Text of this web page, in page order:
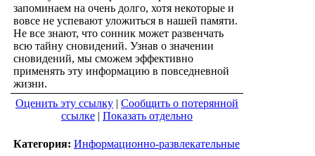
запоминаем на очень долго, хотя некоторые и
вовсе не успевают уложиться в нашей памяти.
Не все знают, что сонник может развенчать
всю тайну сновидений. Узнав о значении
сновидений, мы сможем эффективно
применять эту информацию в повседневной
жизни.
Оценить эту ссылку | Сообщить о потерянной
ссылке | Показать отдельно
Категория: Информационно-развлекательные